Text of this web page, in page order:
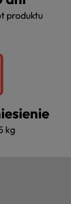
produktu
kg